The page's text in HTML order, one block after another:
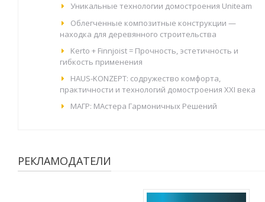
Уникальные технологии домостроения Uniteam
Облегченные композитные конструкции —
находка для деревянного строительства
Kerto + Finnjoist = Прочность, эстетичность и
гибкость применения
HAUS-KONZEPT: содружество комфорта,
практичности и технологий домостроения XXI века
МАГР: МАстера Гармоничных Решений
РЕКЛАМОДАТЕЛИ